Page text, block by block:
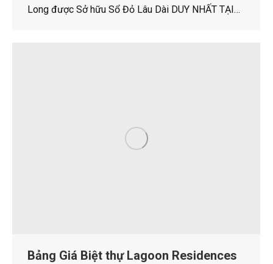
Long được Sở hữu Sổ Đỏ Lâu Dài DUY NHẤT TẠI…
Bảng Giá Biệt thự Lagoon Residences